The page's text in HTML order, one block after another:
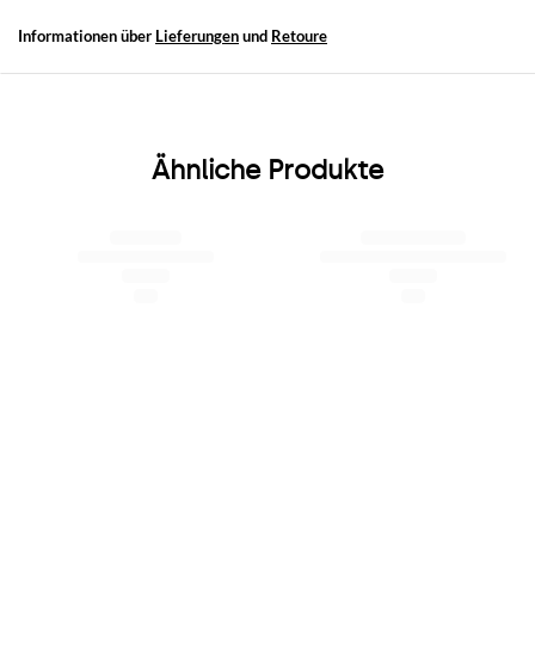
Informationen über Lieferungenund Retoure
Ähnliche Produkte